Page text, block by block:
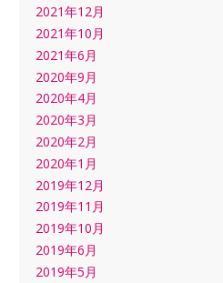
2021年12月
2021年10月
2021年6月
2020年9月
2020年4月
2020年3月
2020年2月
2020年1月
2019年12月
2019年11月
2019年10月
2019年6月
2019年5月